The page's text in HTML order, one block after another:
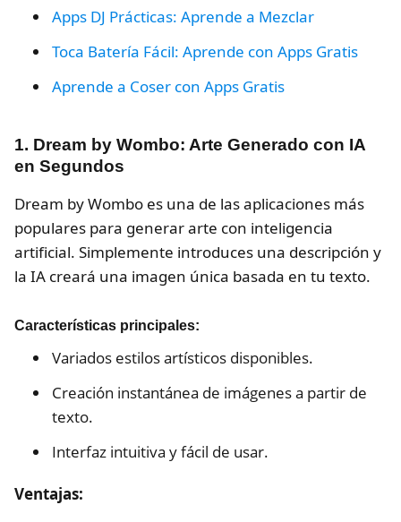
Apps DJ Prácticas: Aprende a Mezclar
Toca Batería Fácil: Aprende con Apps Gratis
Aprende a Coser con Apps Gratis
1. Dream by Wombo: Arte Generado con IA
en Segundos
Dream by Wombo es una de las aplicaciones más
populares para generar arte con inteligencia
artificial. Simplemente introduces una descripción y
la IA creará una imagen única basada en tu texto.
Características principales:
Variados estilos artísticos disponibles.
Creación instantánea de imágenes a partir de
texto.
Interfaz intuitiva y fácil de usar.
Ventajas: